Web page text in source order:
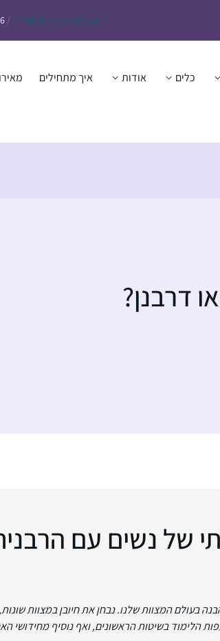
Today’s Daf – זבחים נ״ו /
כלים אודות איך מתחילים
דרבנן?
של נשים עם
בעולם המצוות שלנו. נבחן את חיובן במצוות
בשיטות הראשונים, ואף נוסיף מחידושי